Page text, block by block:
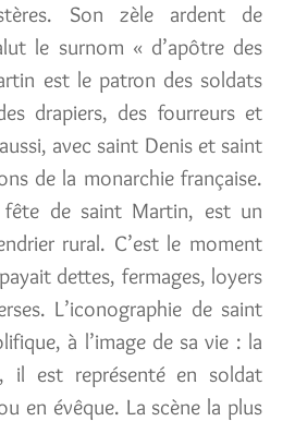
Son zèle ardent de
le surnom « d’apôtre des
est le patron des soldats
drapiers, des fourreurs et
avec saint Denis et saint
de la monarchie française.
de saint Martin, est un
rural. C’est le moment
dettes, fermages, loyers
L’iconographie de saint
à l’image de sa vie : la
il est représenté en soldat
en évêque. La scène la plus